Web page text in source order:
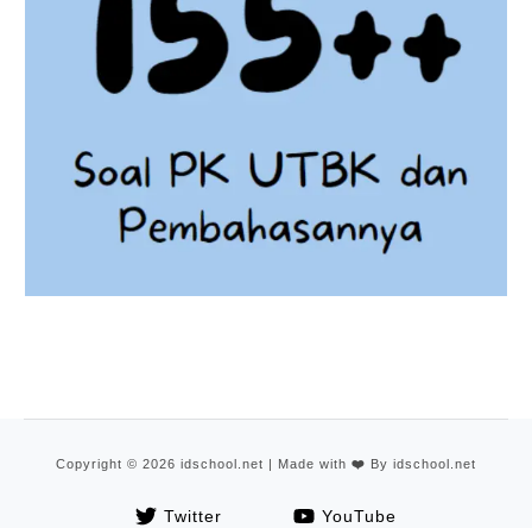
Copyright © 2026 idschool.net | Made with ❤️ By idschool.net
Twitter YouTube